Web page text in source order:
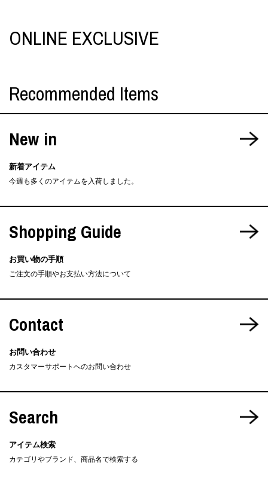
ONLINE EXCLUSIVE
Recommended Items
New in
新着アイテム
今週も多くのアイテムを入荷しました。
Shopping Guide
お買い物の手順
ご注文の手順やお支払い方法について
Contact
お問い合わせ
カスタマーサポートへのお問い合わせ
Search
アイテム検索
カテゴリやブランド、商品名で検索する